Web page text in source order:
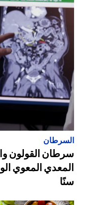
السرطان
سرطان القولون
المعدي المعوي
سنًا